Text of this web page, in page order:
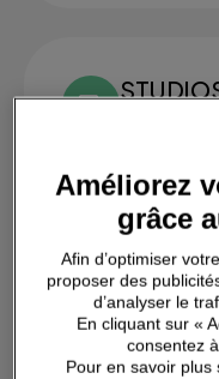
Améliorez
grâce
Afin d’optimiser
proposer des
d’analyser le
En cliquant sur «
consentez
Pour en savoir plus